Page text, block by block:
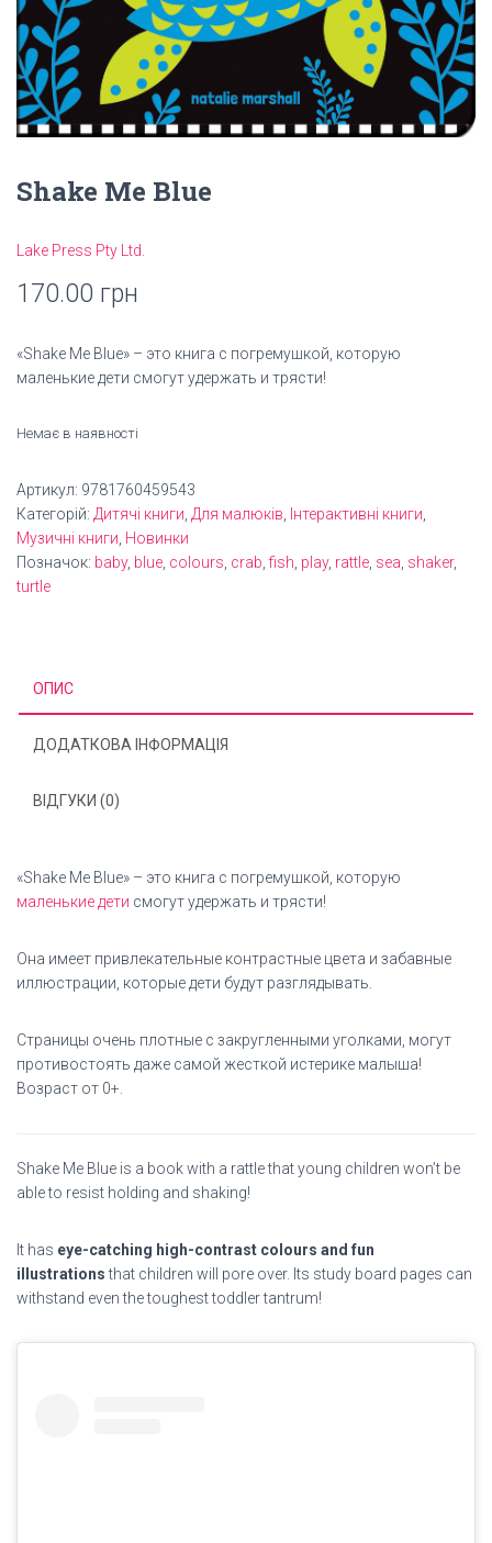
Shake Me Blue
Lake Press Pty Ltd.
170.00 грн
«Shake Me Blue» – это книга с погремушкой, которую
маленькие дети смогут удержать и трясти!
Немає в наявності
Артикул: 9781760459543
Категорій: Дитячі книги Для малюків Інтерактивні книги
Музичні книги Новинки
Позначок: baby, blue colours crab ,fish play, rattle sea shaker,
turtle
ОПИС
ДОДАТКОВА ІНФОРМАЦІЯ
ВІДГУКИ (0)
«Shake Me Blue» – это книга с погремушкой, которую
маленькие дети смогут удержать и трясти!
Она имеет привлекательные контрастные цвета и забавные
иллюстрации, которые дети будут разглядывать.
Страницы очень плотные с закругленными уголками, могут
противостоять даже самой жесткой истерике малыша!
Возраст от 0+.
Shake Me Blue is a book with a rattle that young children won’t be
able to resist holding and shaking!
It has eye-catching high-contrast colours and fun
illustrationsthat children will pore over. Its study board pages can
withstand even the toughest toddler tantrum!